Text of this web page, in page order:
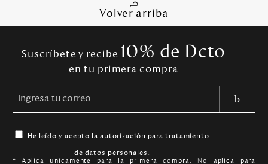
Volver arriba
Suscríbete y recibe 10% de Dcto
en tu primera compra
He leído y acepto la autorización para tratamiento
de datos personales.
* Aplica unicamente para la primera compra. No aplica para